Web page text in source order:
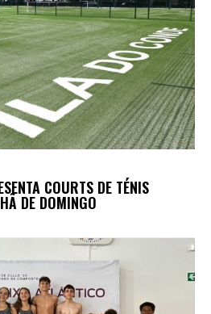
COURTS DE TÉNIS
DE DOMINGO